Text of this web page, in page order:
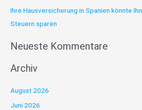
Ihre Hausversicherung in Spanien könnte
Steuern sparen
Neueste Kommentare
Archiv
August 2026
Juni 2026